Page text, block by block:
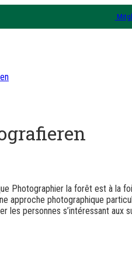
Photographier la forêt est à la
approche photographique
les personnes s’intéressant aux